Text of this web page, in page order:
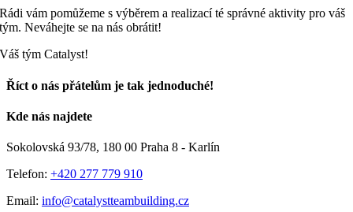
Rádi vám pomůžeme s výběrem a realizací té správné aktivity pro váš
tým. Neváhejte se na nás obrátit!
Váš tým Catalyst!
Říct o nás přátelům je tak jednoduché!
Facebook
E-
Kde nás najdete
Sokolovská 93/78, 180 00 Praha 8 - Karlín
Telefon: +420 277 779 910
Email: info@catalystteambuilding.cz